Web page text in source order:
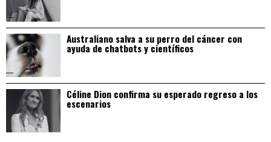
Australiano salva a su perro del cáncer con
ayuda de chatbots y científicos
Céline Dion confirma su esperado regreso a los
escenarios